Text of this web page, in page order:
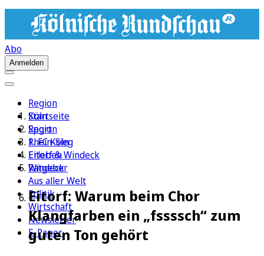
Abo
Anmelden
Region
Köln
Sport
1. FC Köln
Erleben
Ratgeber
Aus aller Welt
Politik
Wirtschaft
Newsletter
E-Paper
Startseite
Region
Rhein-Sieg
Eitorf & Windeck
Windeck
Eitorf: Warum beim Chor
Klangfarben ein „fssssch“ zum
guten Ton gehört